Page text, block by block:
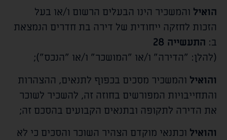
הואיל והמשכיר הינו הבעלים הרשום ו/או בעל
הזכות לחזקה ייחודית של דירה בת חדרים הנמצאת
ב: התעשייה 28
(להלן: "הדירה" ו/או "המושכר" ו/או "הנכס");
והואיל והמשכיר מסכים בכפוף לתנאים, ההצהרות
והתחייבויות המפורשים בחוזה זה, להשכיר לשוכר
את הדירה לתקופה ובתנאים הקבועים בהסכם זה;
והואיל וכתנאי מוקדם הצהיר השוכר והסכים כי לא